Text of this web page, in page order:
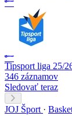
Tipsport liga 25/
346 záznamov
Sledovať teraz
JOJ Šport ·